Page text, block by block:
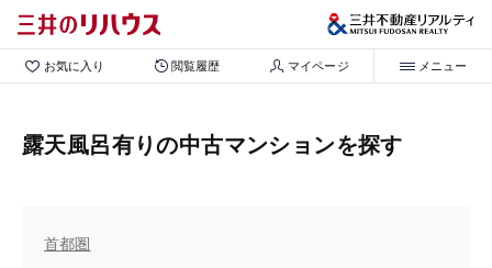
お気に入り 閲覧履歴 マイページ メニュー
露天風呂有りの中古マンションを探す
首都圏